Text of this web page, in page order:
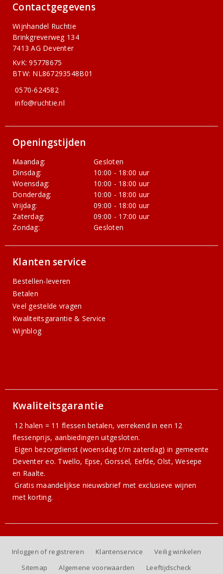
Contactgegevens
Wijnhandel Ruchtie
Brinkgreverweg 134
7413 AG Deventer
KvK: 95778675
BTW: NL867293548B01
0570-624582
info@ruchtie.nl
Openingstijden
Maandag:
Gesloten
Dinsdag:
10:00 - 18:00 uur
Woensdag:
10:00 - 18:00 uur
Donderdag:
10:00 - 18:00 uur
Vrijdag:
09:00 - 18:00 uur
Zaterdag:
09:00 - 17:00 uur
Zondag:
Gesloten
Klanten service
Bestellen-leveren
Betalen
Veel gestelde vragen
Kwaliteitsgarantie & Service
Wijnblog
Kwaliteitsgarantie
12 halen = 11 flessen betalen, verrekend in een 12
flessenprijs, aanbiedingen uitgesloten.
Eigen bezorgdienst (woensdag t/m zaterdag) in gemeente
Deventer eo. Twello, Epse, Gorssel, Eefde, Olst, Wesepe
en Raalte.
Gratismaandelijkse nieuwsbriefmet exclusieve wijnen
met korting.
Inloggen of registreren Klantenservice
Veilig winkelen
Sitemap
Algemene voorwaarden Leeftijdscheck